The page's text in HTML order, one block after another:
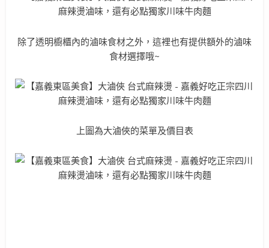
除了透明櫥櫃內的滷味食材之外，這裡也有提供額外的滷味
食材選擇哦~
上圖為大滷俠的菜單及價目表